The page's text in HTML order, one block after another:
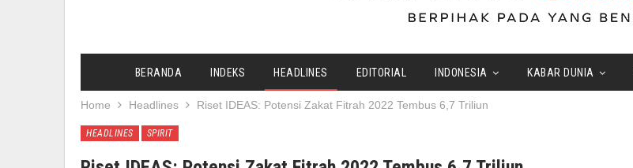
BERANDA INDEKS HEADLINES EDITORIAL INDONESIA KABAR DUNIA
Home Headlines Riset IDEAS: Potensi Zakat Fitrah 2022 Tembus 6,7 Triliun
HEADLINES SPIRIT